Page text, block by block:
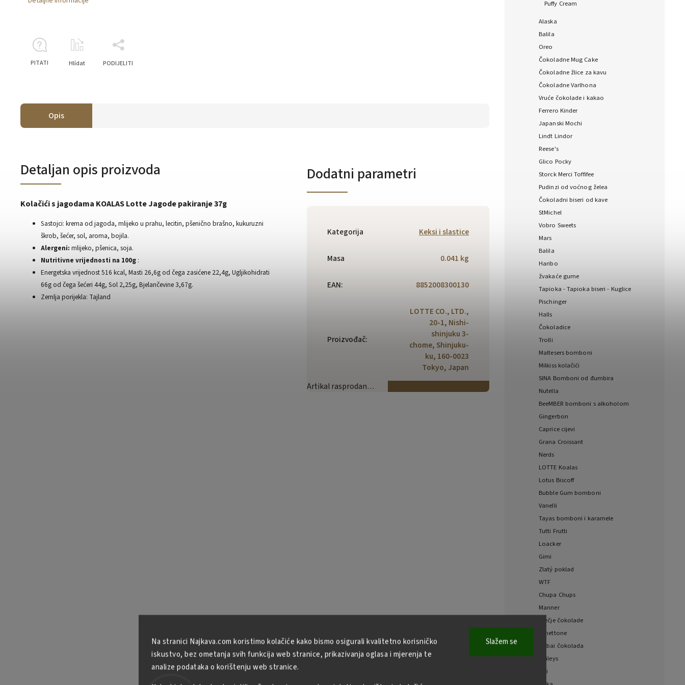
Na stranici Najkava.com koristimo kolačiće kako bismo osigurali kvalitetno korisničko
iskustvo, bez ometanja svih funkcija web stranice, prikazivanja oglasa i mjerenja te
analize podataka o korištenju web stranice.
Slažem se
Puffy Cream
Alaska
Balila
Oreo
Čokoladne Mug Cake
Čokoladne žlice za kavu
Čokoladne Varlhona
Vruće čokolade i kakao
Ferrero Kinder
Japanski Mochi
Lindt Lindor
Reese's
Glico Pocky
Storck Merci Toffifee
Pudinzi od voćnog želea
Čokoladni biseri od kave
StMichel
Vobro Sweets
Mars
Balila
Haribo
žvakaće gume
Tapioka - Tapioka biseri - Kuglice
Pischinger
Halls
Čokoladice
Trolli
Maltesers bomboni
Milkiss kolačići
SINA Bomboni od đumbira
Nutella
BeeMBER bomboni s alkoholom
Gingerbon
Caprice cijevi
Grana Croissant
Nerds
LOTTE Koalas
Lotus Biscoff
Bubble Gum bomboni
Vanelli
Tayas bomboni i karamele
Tutti Frutti
Loacker
Gimi
Zlatý poklad
WTF
Chupa Chups
Manner
Dječje čokolade
Panettone
Dubai čokolada
Baileys
Fizi
PITATI Hlídat PODIJELITI
Opis
Detaljan opis proizvoda
Kolačići s jagodama KOALAS Lotte Jagode pakiranje 37g
Sastojci: krema od jagoda, mlijeko u prahu, lecitin, pšenično brašno, kukuruzni
škrob, šećer, sol, aroma, bojila.
Alergeni: mlijeko, pšenica, soja.
Nutritivne vrijednosti na 100g :
Energetska vrijednost 516 kcal, Masti 26,6g od čega zasićene 22,4g, Ugljikohidrati
66g od čega šećeri 44g, Sol 2,25g, Bjelančevine 3,67g.
Zemlja porijekla: Tajland
Dodatni parametri
Kategorija Keksi i slastice
Masa 0.041 kg
EAN: 8852008300130
Proizvođač:
LOTTE CO., LTD.,
20-1, Nishi-
shinjuku 3-
chome, Shinjuku-
ku, 160-0023
Tokyo, Japan
Artikal rasprodan…